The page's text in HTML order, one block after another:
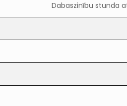
Dabaszinību stunda